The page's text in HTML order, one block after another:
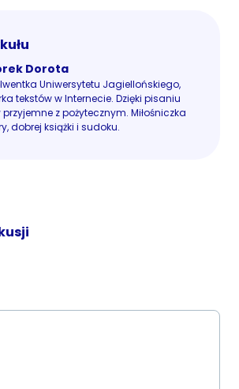
Dorota
Uniwersytetu Jagiellońskiego,
tekstów w Internecie. Dzięki pisaniu
przyjemne z pożytecznym. Miłośniczka
dobrej książki i sudoku.